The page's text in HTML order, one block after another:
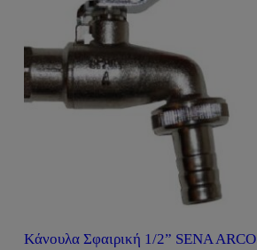
Kάνουλα Σφαιρική 1/2” SENA ARCO